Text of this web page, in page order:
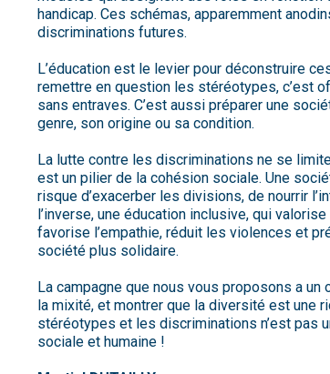
handicap. Ces schémas, apparemment
discriminations futures.
L’éducation est le levier pour déconstruire
remettre en question les stéréotypes, c’est
sans entraves. C’est aussi préparer une
genre, son origine ou sa condition.
La lutte contre les discriminations ne se
est un pilier de la cohésion sociale. Une
risque d’exacerber les divisions, de nourrir
l’inverse, une éducation inclusive, qui
favorise l’empathie, réduit les violences et
société plus solidaire.
La campagne que nous vous proposons a
la mixité, et montrer que la diversité est une
stéréotypes et les discriminations n’est pas
sociale et humaine !